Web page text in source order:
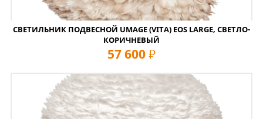
СВЕТИЛЬНИК ПОДВЕСНОЙ UMAGE (VITA) EOS LARGE, СВЕТЛО-
КОРИЧНЕВЫЙ
57 600 руб